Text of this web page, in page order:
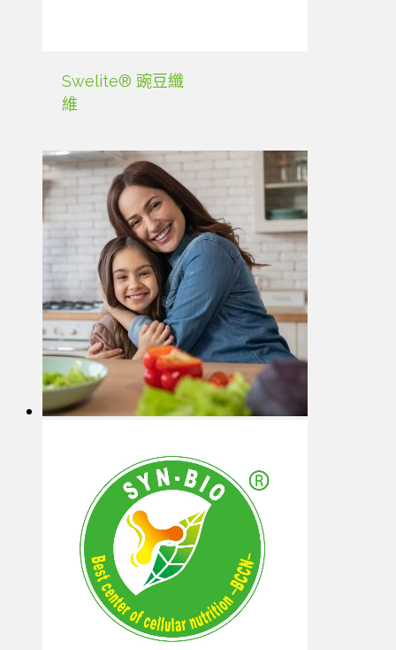
Swelite® 豌豆纖
維